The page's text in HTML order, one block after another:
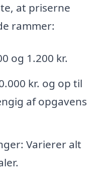
at priserne
rammer:
og 1.200 kr.
kr. og op til
af opgavens
Varierer alt